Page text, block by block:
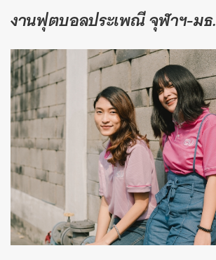
งานฟุตบอลประเพณี จุฬาฯ-มธ.